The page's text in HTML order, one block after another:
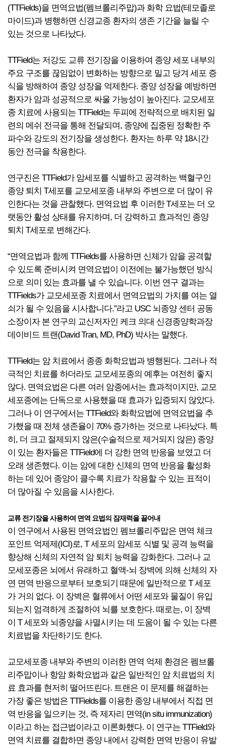
(TTFields)을 면역요법(펨브롤리주맙)과 화학 요법(테모졸로
마이드)과 병행하면 신경교종 환자의 생존 기간을 늘릴 수
있는 것으로 나타났다.
TTField는 저강도 교류 전기장을 이용하여 종양 세포 내부의
주요 구조를 끊임없이 변화하는 방향으로 밀고 당겨 세포 증
식을 방해하여 종양 성장을 억제한다. 종양 성장을 예방하면
환자가 암과 성공적으로 싸울 가능성이 높아진다. 교모세포
종 치료에 사용되는 TTField는 두피에 전략적으로 배치된 일
련의 메쉬 전극을 통해 전달되며, 종양에 집중된 정확한 주
파수와 강도의 전기장을 생성한다. 환자는 하루 약 18시간
동안 전극을 착용한다.
연구진은 TTField가 암세포를 식별하고 공격하는 백혈구인
종양 퇴치 T세포를 교모세포종 내부와 주변으로 더 많이 유
인한다는 것을 관찰했다. 면역요법 후 이러한 T세포는 더 오
랫동안 활성 상태를 유지하며, 더 강력하고 효과적인 종양
퇴치 T세포로 변해간다.
“면역요법과 함께 TTFields를 사용하면 신체가 암을 공격할
수 있도록 준비시켜 면역요법이 이전에는 불가능했던 방식
으로 의미 있는 효과를 낼 수 있습니다. 이번 연구 결과는
TTFields가 교모세포종 치료에서 면역요법의 가치를 여는 열
쇠가 될 수 있음을 시사합니다.”라고 USC 뇌종양 센터 공동
소장이자 본 연구의 교신저자인 케크 의대 신경종양학과장
데이비드 트랜(David Tran, MD, PhD) 박사는 말했다.
TTField는 암 치료에서 종종 화학요법과 병행된다. 그러나 적
극적인 치료를 하더라도 교모세포종의 예후는 여전히 좋지
않다. 면역요법은 다른 여러 암종에서는 효과적이지만, 교모
세포종에는 단독으로 사용했을 때 효과가 입증되지 않았다.
그러나 이 연구에서는 TTField와 화학요법에 면역요법을 추
가했을 때 전체 생존율이 70% 증가하는 것으로 나타났다. 특
히, 더 크고 절제되지 않은(수술적으로 제거되지 않은) 종양
이 있는 환자들은 TTField에 더 강한 면역 반응을 보였고 더
오래 생존했다. 이는 암에 대한 신체의 면역 반응을 활성화
하는 데 있어 종양이 클수록 치료가 작용할 수 있는 표적이
더 많아질 수 있음을 시사한다.
교류 전기장을 사용하여 면역 요법의 잠재력을 끌어내
이 연구에서 사용된 면역요법인 펨브롤리주맙은 면역 체크
포인트 억제제(ICI)로, T 세포의 암세포 식별 및 공격 능력을
향상해 신체의 자연적 암 퇴치 능력을 강화한다. 그러나 교
모세포종은 뇌에서 유래하고 혈액-뇌 장벽에 의해 신체의 자
연 면역 반응으로부터 보호되기 때문에 일반적으로 T 세포
가 거의 없다. 이 장벽은 혈류에서 어떤 세포와 물질이 유입
되는지 엄격하게 조절하여 뇌를 보호한다. 때로는, 이 장벽
이 T 세포와 뇌종양을 사멸시키는 데 도움이 될 수 있는 다른
치료법을 차단하기도 한다.
교모세포종 내부와 주변의 이러한 면역 억제 환경은 펨브롤
리주맙이나 항암 화학요법과 같은 일반적인 암 치료법의 치
료 효과를 현저히 떨어뜨린다. 트랜은 이 문제를 해결하는
가장 좋은 방법은 TTFields를 이용한 종양 내부에서 직접 면
역 반응을 일으키는 것, 즉 제자리 면역(in situ immunization)
이라고 하는 접근법이라고 이론화했다. 이 연구는 TTField와
면역 치료를 결합하면 종양 내에서 강력한 면역 반응이 유발